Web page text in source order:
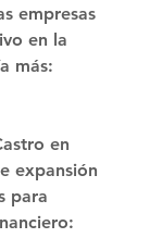
empresas
en la
más:
en
expansión
para